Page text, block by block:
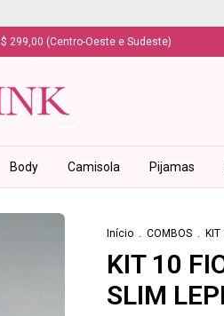
299,00 (Centro-Oeste e Sudeste)
Body Camisola Pijamas
Início . COMBOS .
KIT 10
SLIM